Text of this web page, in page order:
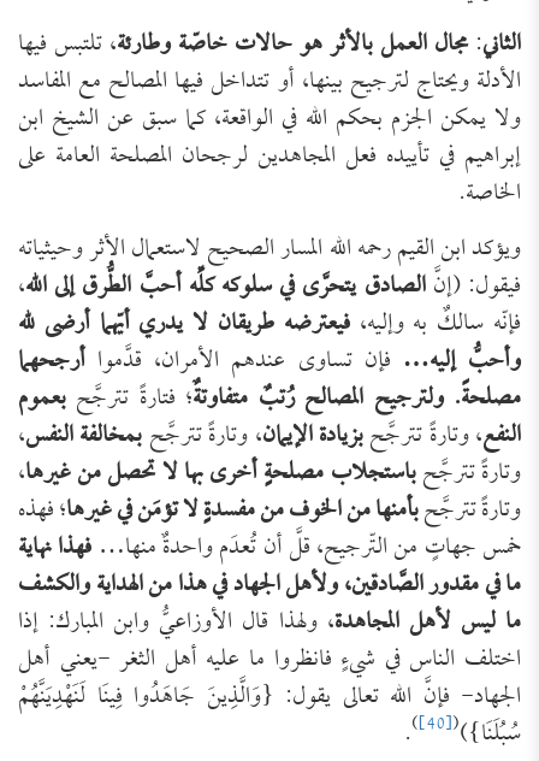
الثاني:مجال العمل بالأثر هو حالات خاصّة وطارئة، تلتبس فيها
الأدلة ويحتاج لترجيح بينها، أو تتداخل فيها المصالح مع المفاسد
ولا يمكن الجزم بحكم الله في الواقعة، كما سبق عن الشيخ ابن
إبراهيم في تأييده فعل المجاهدين لرجحان المصلحة العامة على
الخاصة.
ويؤكد ابن القيم رحمه الله المسار الصحيح لاستعمال الأثر وحيثياته
فيقول: (إنَّالصادق يتحرَّى في سلوكه كلِّه أحبَّ الطُّرق إلى الله،
فإنّه سالكٌ به وإليه،فيعترضه طريقان لا يدري أيّهما أرضى لله
وأحبُّ إليه… فإن تساوى عندهم الأمران، قدَّمواأرجحهما
مصلحةً. ولترجيح المصالح رُتبٌ متفاوتةٌ؛ فتارةً تترجَّح بعموم
النفع، وتارةً تترجَّحبزيادة الإيمان، وتارةً تترجَّحبمخالفة النفس،
وتارةً تترجَّحباستجلاب مصلحةٍ أخرى بها لا تحصل من غيرها،
وتارةً تترجَّحبأمنها من الخوف من مفسدةٍ لا تؤمَن في غيرها؛ فهذه
خمس جهاتٍ من التّرجيح، قلَّ أن تُعدَم واحدةٌ منها…فهذا نهاية
ما في مقدور الصَّادقين، ولأهل الجهاد في هذا من الهداية والكشف
ما ليس لأهل المجاهدة، ولهذا قال الأوزاعيُّ وابن المبارك: إذا
اختلف الناس في شيءٍ فانظروا ما عليه أهل الثغر -يعني أهل
الجهاد- فإنَّ الله تعالى يقول: {وَالَّذِينَ جَاهَدُوا فِينَا لَنَهْدِيَنَّهُمْ
سُبُلَنَا})(
[40]
)
.